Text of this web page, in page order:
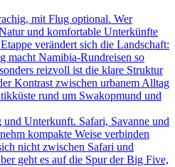
mit Flug optional. Wer
und komfortable Unterkünfte
verändert sich die Landschaft:
macht Namibia-Rundreisen so
reizvoll ist die klare Struktur
Kontrast zwischen urbanem Alltag
rund um Swakopmund und
Unterkunft. Safari, Savanne und
kompakte Weise verbinden
nicht zwischen Safari und
geht es auf die Spur der Big Five,